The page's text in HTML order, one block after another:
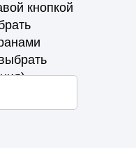
кнопкой